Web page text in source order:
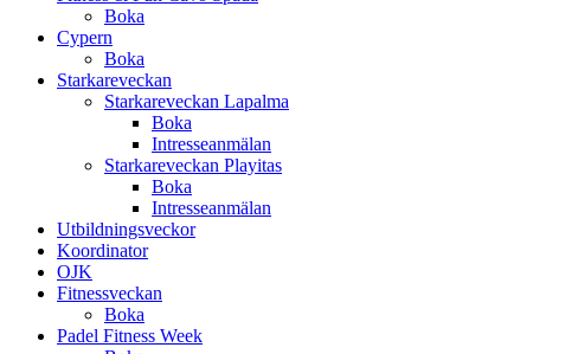
Boka
Cypern
Boka
Starkareveckan
Starkareveckan Lapalma
Boka
Intresseanmälan
Starkareveckan Playitas
Boka
Intresseanmälan
Utbildningsveckor
Koordinator
OJK
Fitnessveckan
Boka
Padel Fitness Week